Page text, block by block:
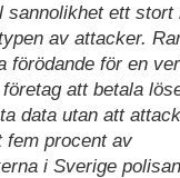
sannolikhet ett stort
av attacker.
förödande för en
att betala
data utan att
fem procent av
i Sverige